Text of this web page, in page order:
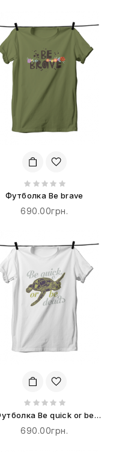
Футболка Be brave
690.00грн.
Be quick or be
dead
690.00грн.